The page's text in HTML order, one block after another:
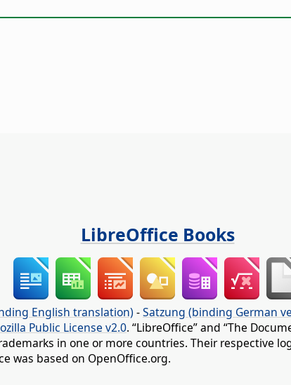
LibreOffice Books
English translation) -Satzung (binding German
Public License v2.0. “LibreOffice” and “The
in one or more countries. Their respective
was based on OpenOffice.org.